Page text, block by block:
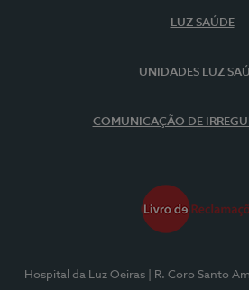
LUZ SAÚDE
UNIDADES LUZ
COMUNICAÇÃO DE
Hospital da Luz Oeiras
| R. Coro Santo